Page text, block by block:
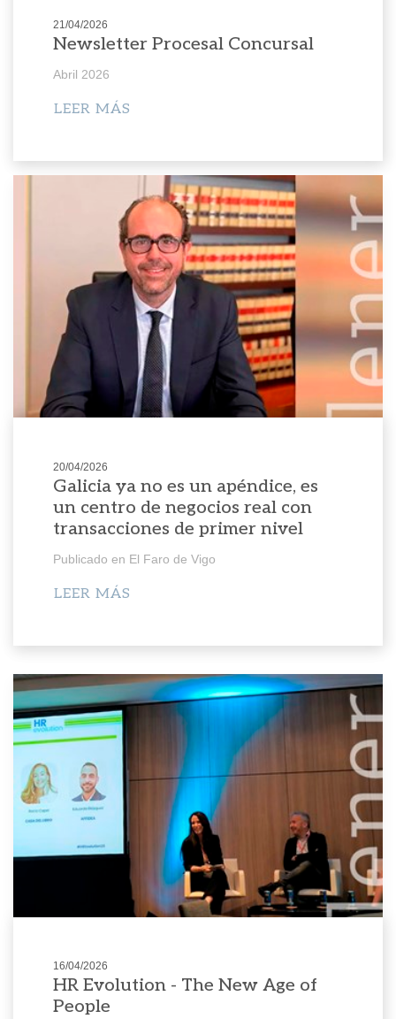
21/04/2026
Newsletter Procesal Concursal
Abril 2026
LEER MÁS
20/04/2026
Galicia ya no es un apéndice, es
un centro de negocios real con
transacciones de primer nivel
Publicado en El Faro de Vigo
LEER MÁS
16/04/2026
HR Evolution - The New Age of
People